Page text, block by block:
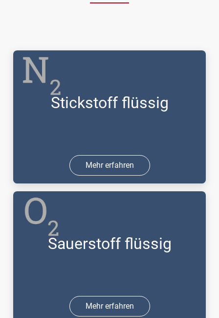
Stickstoff flüssig
Mehr erfahren
Sauerstoff flüssig
Mehr erfahren